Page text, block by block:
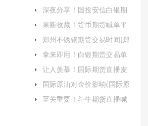
深夜分享！国投安信白银期
地进行决策）
果断收藏！货币期货喊单平
险解析
郑州不锈钢期货交易时间(郑
拿来即用！白银期货交易单
让人羡慕！国际期货直播麦
国际原油对金价影响(国际原
至关重要！斗牛期货直播喊